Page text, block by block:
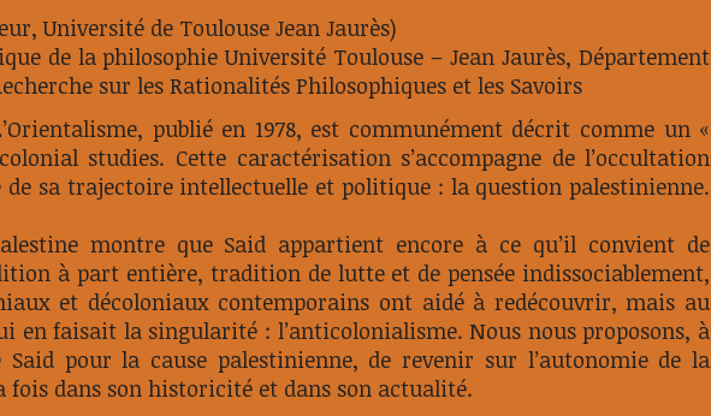
Université de Toulouse Jean Jaurès)
de la philosophie Université Toulouse – Jean Jaurès, Département
sur les Rationalités Philosophiques et les Savoirs
publié en 1978, est communément décrit comme un «
studies. Cette caractérisation s’accompagne de l’occultation
de sa trajectoire intellectuelle et politique : la question palestinienne.
montre que Said appartient encore à ce qu’il convient de
à part entière, tradition de lutte et de pensée indissociablement,
et décoloniaux contemporains ont aidé à redécouvrir, mais au
en faisait la singularité : l’anticolonialisme. Nous nous proposons, à
Said pour la cause palestinienne, de revenir sur l’autonomie de la
dans son historicité et dans son actualité.